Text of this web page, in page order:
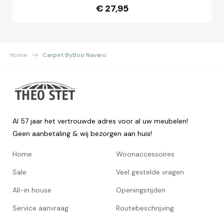
€ 27,95
Home Carpet ByBoo Navaro
Al 57 jaar het vertrouwde adres voor al uw meubelen!
Geen aanbetaling & wij bezorgen aan huis!
Home
Sale
All-in house
Service aanvraag
Woonaccessoires
Veel gestelde vragen
Openingstijden
Routebeschrijving